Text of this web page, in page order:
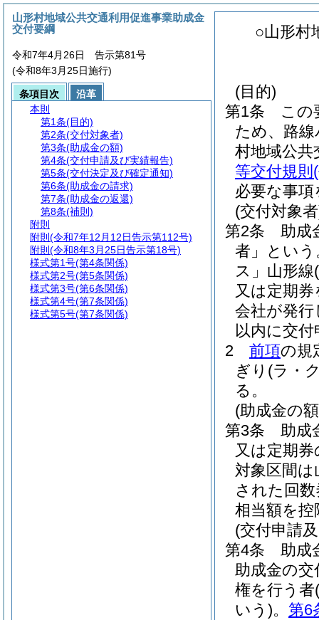
○山形村
(目的)
第1条
この
ため、路
村地域公共
等交付規則
必要な事
(交付対象
第2条
助成
者」という
ス」山形線
又は定期
会社が発
以内に交
2
前項の規
ぎり (ラ・
る。
(助成金の
第3条
助成
又は定期
対象区間
された回
相当額を
(交付申請
第4条
助成
助成金の交
権を行う者
いう)。 第6
山形村地域公共交通利用促進事業助成金
交付要綱
令和7年4月26日 告示第81号
(令和8年3月25日施行)
条項目次
沿革
本則
第1条(目的)
第2条(交付対象者)
第3条(助成金の額)
第4条(交付申請及び実績報告)
第5条(交付決定及び確定通知)
第6条(助成金の請求)
第7条(助成金の返還)
第8条(補則)
附則
附則 (令和7年12月12日告示第112号)
附則 (令和8年3月25日告示第18号)
様式第1号(第4条関係)
様式第2号(第5条関係)
様式第3号(第6条関係)
様式第4号(第7条関係)
様式第5号(第7条関係)